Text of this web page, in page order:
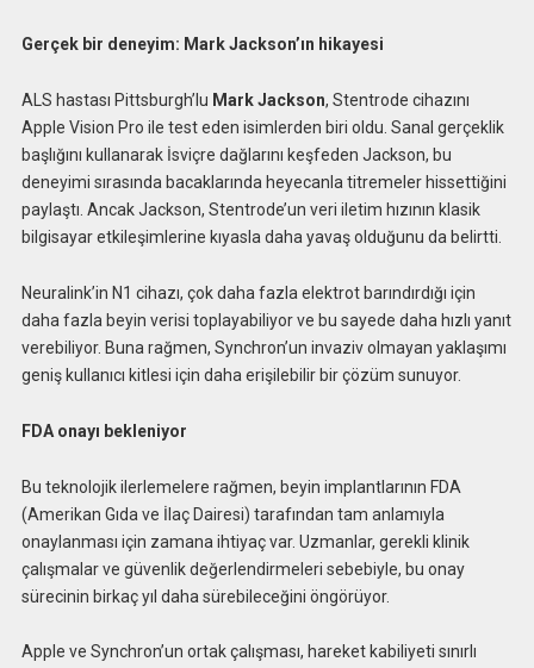
Gerçek bir deneyim: Mark Jackson’ın hikayesi
ALS hastası Pittsburgh’lu Mark Jackson, Stentrode cihazını
Apple Vision Pro ile test eden isimlerden biri oldu. Sanal gerçeklik
başlığını kullanarak İsviçre dağlarını keşfeden Jackson, bu
deneyimi sırasında bacaklarında heyecanla titremeler hissettiğini
paylaştı. Ancak Jackson, Stentrode’un veri iletim hızının klasik
bilgisayar etkileşimlerine kıyasla daha yavaş olduğunu da belirtti.
Neuralink’in N1 cihazı, çok daha fazla elektrot barındırdığı için
daha fazla beyin verisi toplayabiliyor ve bu sayede daha hızlı yanıt
verebiliyor. Buna rağmen, Synchron’un invaziv olmayan yaklaşımı
geniş kullanıcı kitlesi için daha erişilebilir bir çözüm sunuyor.
FDA onayı bekleniyor
Bu teknolojik ilerlemelere rağmen, beyin implantlarının FDA
(Amerikan Gıda ve İlaç Dairesi) tarafından tam anlamıyla
onaylanması için zamana ihtiyaç var. Uzmanlar, gerekli klinik
çalışmalar ve güvenlik değerlendirmeleri sebebiyle, bu onay
sürecinin birkaç yıl daha sürebileceğini öngörüyor.
Apple ve Synchron’un ortak çalışması, hareket kabiliyeti sınırlı